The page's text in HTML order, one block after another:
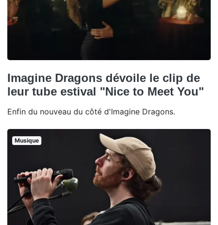
Imagine Dragons dévoile le clip de
leur tube estival "Nice to Meet You"
Enfin du nouveau du côté d'Imagine Dragons.
Musique